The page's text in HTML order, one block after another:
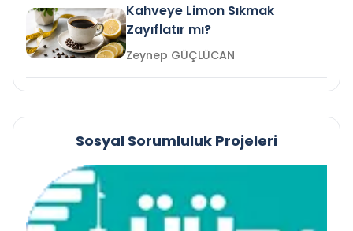
Kahveye Limon Sıkmak
Zayıflatır mı?
Zeynep GÜÇLÜCAN
Sosyal Sorumluluk Projeleri